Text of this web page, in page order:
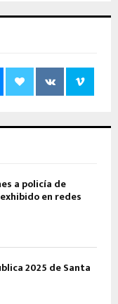
a policía de
en redes
2025 de Santa